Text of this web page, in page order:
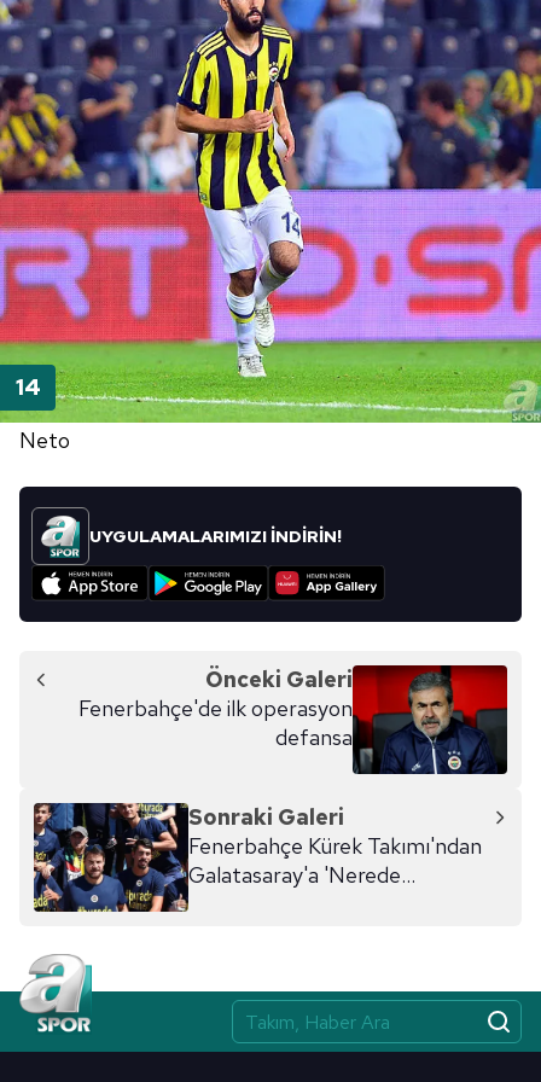
Neto
UYGULAMALARIMIZI İNDİRİN!
Önceki Galeri
Fenerbahçe'de ilk operasyon
defansa
Sonraki Galeri
Fenerbahçe Kürek Takımı'ndan
Galatasaray'a 'Nerede